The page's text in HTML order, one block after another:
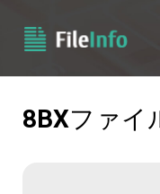
8BXファイ